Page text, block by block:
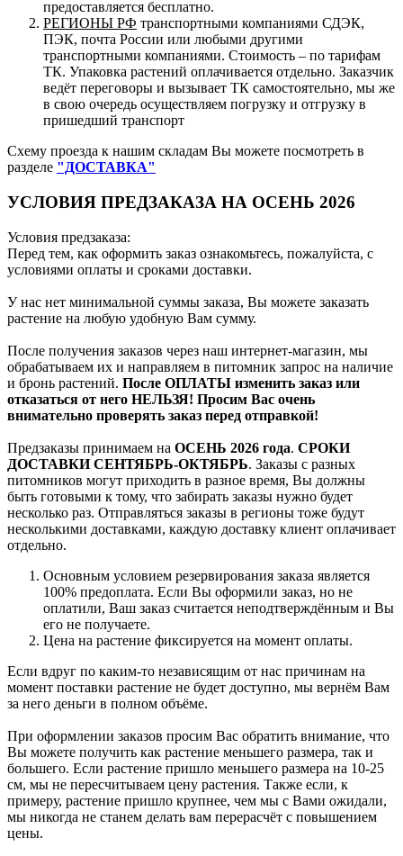
предоставляется бесплатно.
РЕГИОНЫ РФ транспортными компаниями СДЭК,
ПЭК, почта России или любыми другими
транспортными компаниями. Стоимость – по тарифам
ТК. Упаковка растений оплачивается отдельно. Заказчик
ведёт переговоры и вызывает ТК самостоятельно, мы же
в свою очередь осуществляем погрузку и отгрузку в
пришедший транспорт
Схему проезда к нашим складам Вы можете посмотреть в
разделе "ДОСТАВКА"
УСЛОВИЯ ПРЕДЗАКАЗА НА ОСЕНЬ 2026
Условия предзаказа:
Перед тем, как оформить заказ ознакомьтесь, пожалуйста, с
условиями оплаты и сроками доставки.
У нас нет минимальной суммы заказа, Вы можете заказать
растение на любую удобную Вам сумму.
После получения заказов через наш интернет-магазин, мы
обрабатываем их и направляем в питомник запрос на наличие
и бронь растений. После ОПЛАТЫ изменить заказ или
отказаться от него НЕЛЬЗЯ! Просим Вас очень
внимательно проверять заказ перед отправкой!
Предзаказы принимаем на ОСЕНЬ 2026 года. СРОКИ
ДОСТАВКИ СЕНТЯБРЬ-ОКТЯБРЬ. Заказы с разных
питомников могут приходить в разное время, Вы должны
быть готовыми к тому, что забирать заказы нужно будет
несколько раз. Отправляться заказы в регионы тоже будут
несколькими доставками, каждую доставку клиент оплачивает
отдельно.
Основным условием резервирования заказа является
100% предоплата. Если Вы оформили заказ, но не
оплатили, Ваш заказ считается неподтверждённым и Вы
его не получаете.
Цена на растение фиксируется на момент оплаты.
Если вдруг по каким-то независящим от нас причинам на
момент поставки растение не будет доступно, мы вернём Вам
за него деньги в полном объёме.
При оформлении заказов просим Вас обратить внимание, что
Вы можете получить как растение меньшего размера, так и
большего. Если растение пришло меньшего размера на 10-25
см, мы не пересчитываем цену растения. Также если, к
примеру, растение пришло крупнее, чем мы с Вами ожидали,
мы никогда не станем делать вам перерасчёт с повышением
цены.